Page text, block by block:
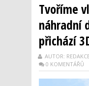
Tvoříme
náhradní
přichází
AUTOR:
0 KOMENTÁŘŮ